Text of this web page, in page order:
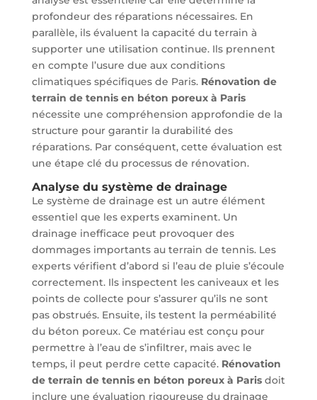
profondeur des réparations nécessaires. En
parallèle, ils évaluent la capacité du terrain à
supporter une utilisation continue. Ils prennent
en compte l’usure due aux conditions
climatiques spécifiques de Paris. Rénovation de
terrain de tennis en béton poreux à Paris
nécessite une compréhension approfondie de la
structure pour garantir la durabilité des
réparations. Par conséquent, cette évaluation est
une étape clé du processus de rénovation.
Analyse du système de drainage
Le système de drainage est un autre élément
essentiel que les experts examinent. Un
drainage inefficace peut provoquer des
dommages importants au terrain de tennis. Les
experts vérifient d’abord si l’eau de pluie s’écoule
correctement. Ils inspectent les caniveaux et les
points de collecte pour s’assurer qu’ils ne sont
pas obstrués. Ensuite, ils testent la perméabilité
du béton poreux. Ce matériau est conçu pour
permettre à l’eau de s’infiltrer, mais avec le
temps, il peut perdre cette capacité. Rénovation
de terrain de tennis en béton poreux à Parisdoit
inclure une évaluation rigoureuse du drainage